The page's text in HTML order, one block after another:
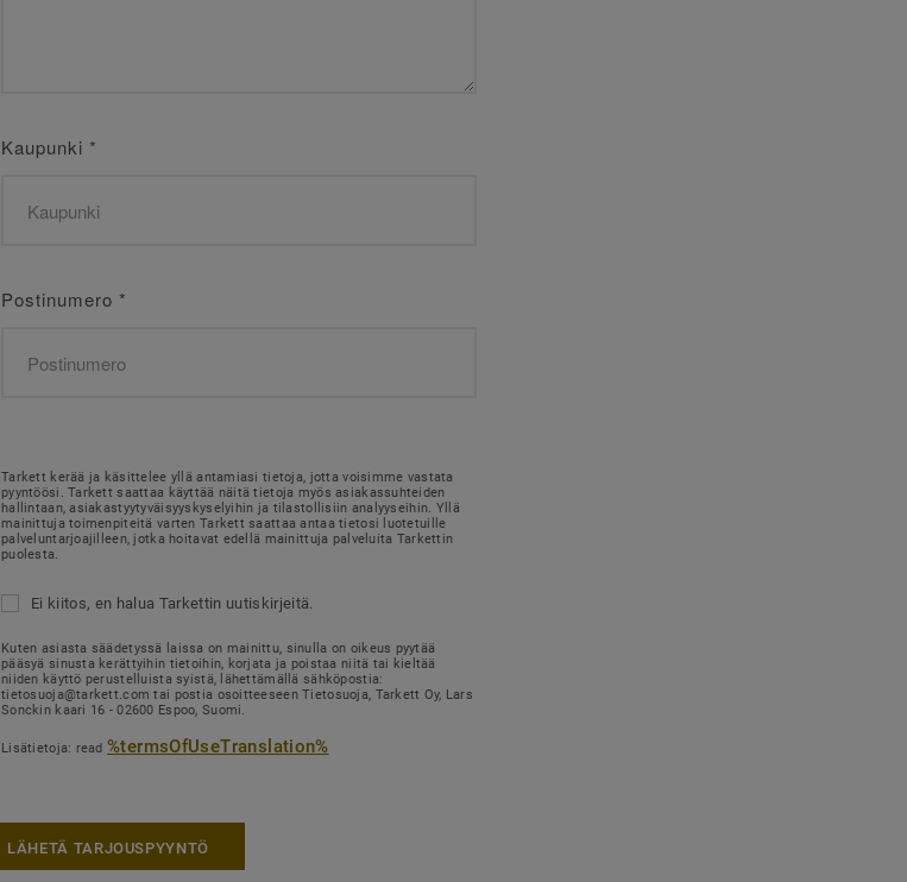
Kaupunki *
Postinumero *
Tarkett kerää ja käsittelee yllä antamiasi tietoja, jotta voisimme vastata
pyyntöösi. Tarkett saattaa käyttää näitä tietoja myös asiakassuhteiden
hallintaan, asiakastyytyväisyyskyselyihin ja tilastollisiin analyyseihin. Yllä
mainittuja toimenpiteitä varten Tarkett saattaa antaa tietosi luotetuille
palveluntarjoajilleen, jotka hoitavat edellä mainittuja palveluita Tarkettin
puolesta.
Ei kiitos, en halua Tarkettin uutiskirjeitä.
Kuten asiasta säädetyssä laissa on mainittu, sinulla on oikeus pyytää
pääsyä sinusta kerättyihin tietoihin, korjata ja poistaa niitä tai kieltää
niiden käyttö perustelluista syistä, lähettämällä sähköpostia:
tietosuoja@tarkett.com tai postia osoitteeseen Tietosuoja, Tarkett Oy, Lars
Sonckin kaari 16 - 02600 Espoo, Suomi.
Lisätietoja: read%termsOfUseTranslation%
LÄHETÄ TARJOUSPYYNTÖ